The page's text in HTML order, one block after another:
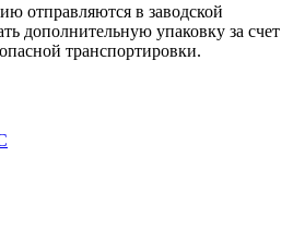
отправляются в заводской
дополнительную упаковку за счет
транспортировки.